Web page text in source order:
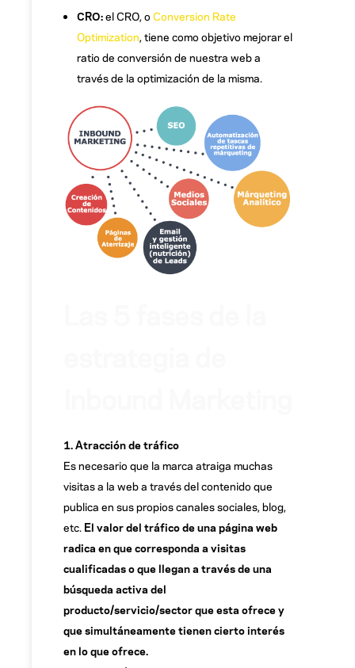
CRO:el CRO, o Conversion Rate
Optimization, tiene como objetivo mejorar el
ratio de conversión de nuestra web a
través de la optimización de la misma.
1. Atracción de tráfico
Es necesario que la marca atraiga muchas
visitas a la web a través del contenido que
publica en sus propios canales sociales, blog,
etc. El valor del tráfico de una página web
radica en que corresponda a visitas
cualificadas o que llegan a través de una
búsqueda activa del
producto/servicio/sector que esta ofrece y
que simultáneamente tienen cierto interés
en lo que ofrece.